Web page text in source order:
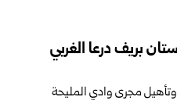
بريف درعا الغربي